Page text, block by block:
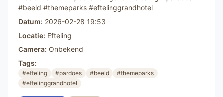
#beeld #themeparks #eftelinggrandhotel
Datum: 2026-02-28 19:53
Locatie: Efteling
Camera: Onbekend
Tags:
#efteling #pardoes #beeld
#themeparks
#eftelinggrandhotel